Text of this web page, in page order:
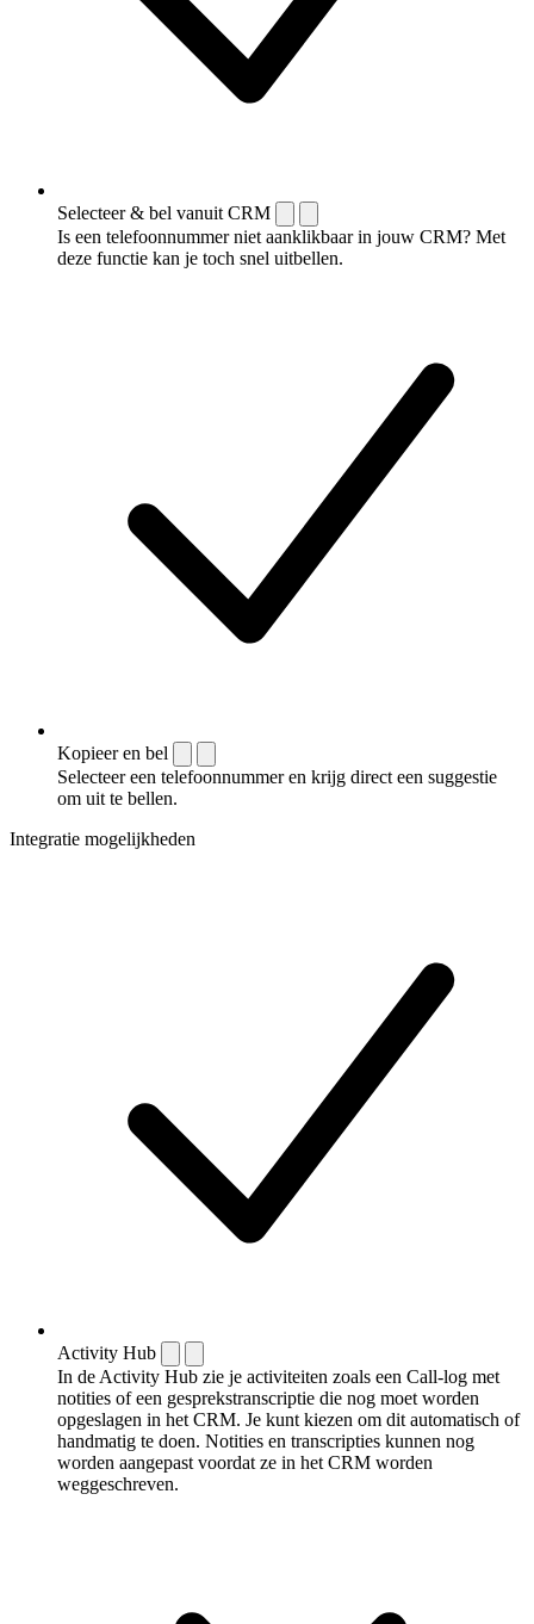
Selecteer & bel vanuit CRM
Is een telefoonnummer niet aanklikbaar in jouw CRM? Met
deze functie kan je toch snel uitbellen.
Kopieer en bel
Selecteer een telefoonnummer en krijg direct een suggestie
om uit te bellen.
Integratie mogelijkheden
Activity Hub
In de Activity Hub zie je activiteiten zoals een Call-log met
notities of een gespreks­transcriptie die nog moet worden
opgeslagen in het CRM. Je kunt kiezen om dit automatisch of
handmatig te doen. Notities en transcripties kunnen nog
worden aangepast voordat ze in het CRM worden
weggeschreven.